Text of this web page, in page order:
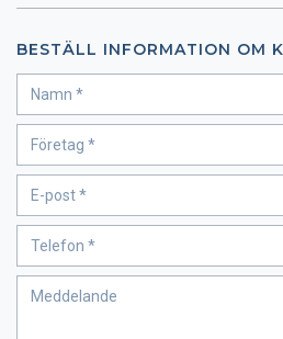
BESTÄLL INFORMATION OM